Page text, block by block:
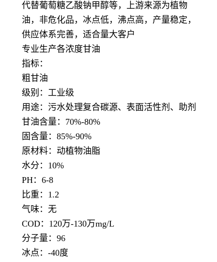
代替葡萄糖乙酸钠甲醇等，上游来源为植物
油，非危化品，冰点低，沸点高，产量稳定，
供应体系完善，适合量大客户
专业生产各浓度甘油
指标：
粗甘油
级别：工业级
用途：污水处理复合碳源、表面活性剂、助剂
甘油含量：70%-80%
固含量：85%-90%
原材料：动植物油脂
水分：10%
PH：6-8
比重：1.2
气味：无
COD：120万-130万mg/L
分子量：96
冰点：-40度